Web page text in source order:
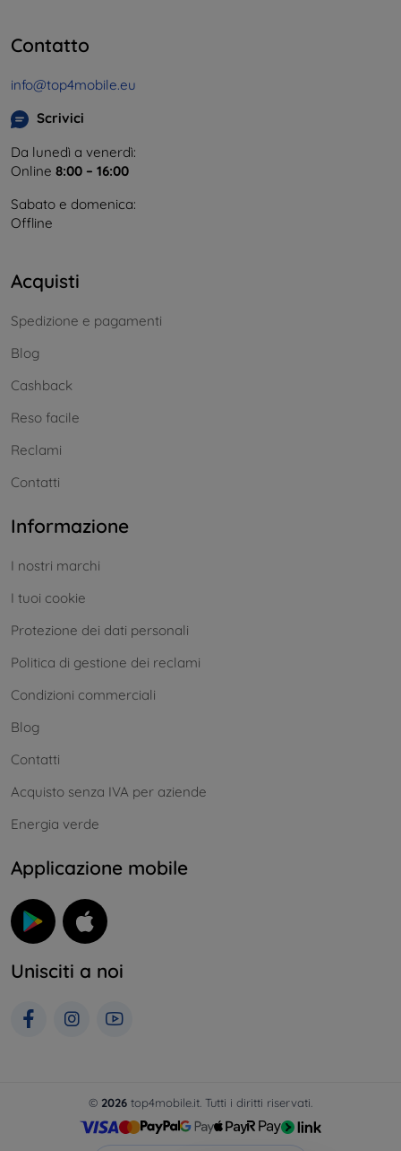
Contatto
info@top4mobile.eu
Scrivici
Da lunedì a venerdì:
Online 8:00 – 16:00
Sabato e domenica:
Offline
Acquisti
Spedizione e pagamenti
Blog
Cashback
Reso facile
Reclami
Contatti
Informazione
I nostri marchi
I tuoi cookie
Protezione dei dati personali
Politica di gestione dei reclami
Condizioni commerciali
Blog
Contatti
Acquisto senza IVA per aziende
Energia verde
Applicazione mobile
Unisciti a noi
© 2026 top4mobile.it. Tutti i diritti riservati.